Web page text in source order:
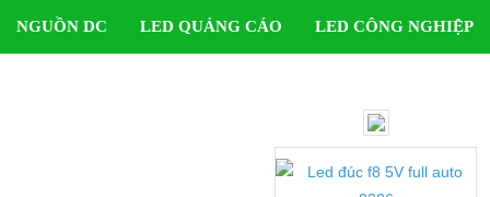
NGUỒN DC LED QUẢNG CÁO LED CÔNG NGHIỆP